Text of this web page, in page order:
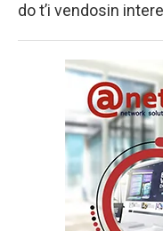
do t’i vendosin